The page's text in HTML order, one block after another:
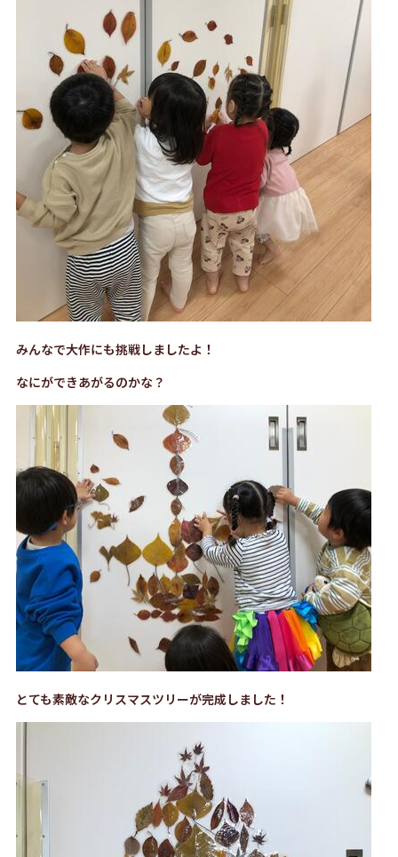
みんなで大作にも挑戦しましたよ！
なにができあがるのかな？
とても素敵なクリスマスツリーが完成しました！